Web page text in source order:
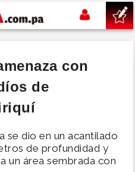
con
de
se dio en un acantilado
de profundidad y
un área sembrada con